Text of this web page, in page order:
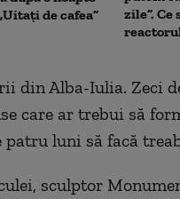
de cafea”
zile”. Ce
din Alba-Iulia. Zeci
care ar trebui să
luni să facă
sculptor